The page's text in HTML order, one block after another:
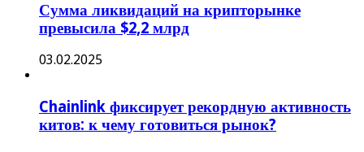
Сумма ликвидаций на крипторынке
превысила $2,2 млрд
03.02.2025
Chainlink фиксирует рекордную активность
китов: к чему готовиться рынок?